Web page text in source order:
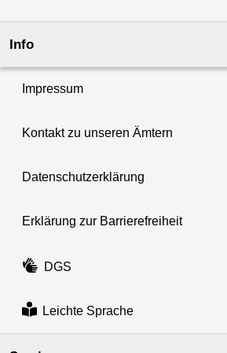
Info
Impressum
Kontakt zu unseren Ämtern
Datenschutzerklärung
Erklärung zur Barrierefreiheit
DGS
Leichte Sprache